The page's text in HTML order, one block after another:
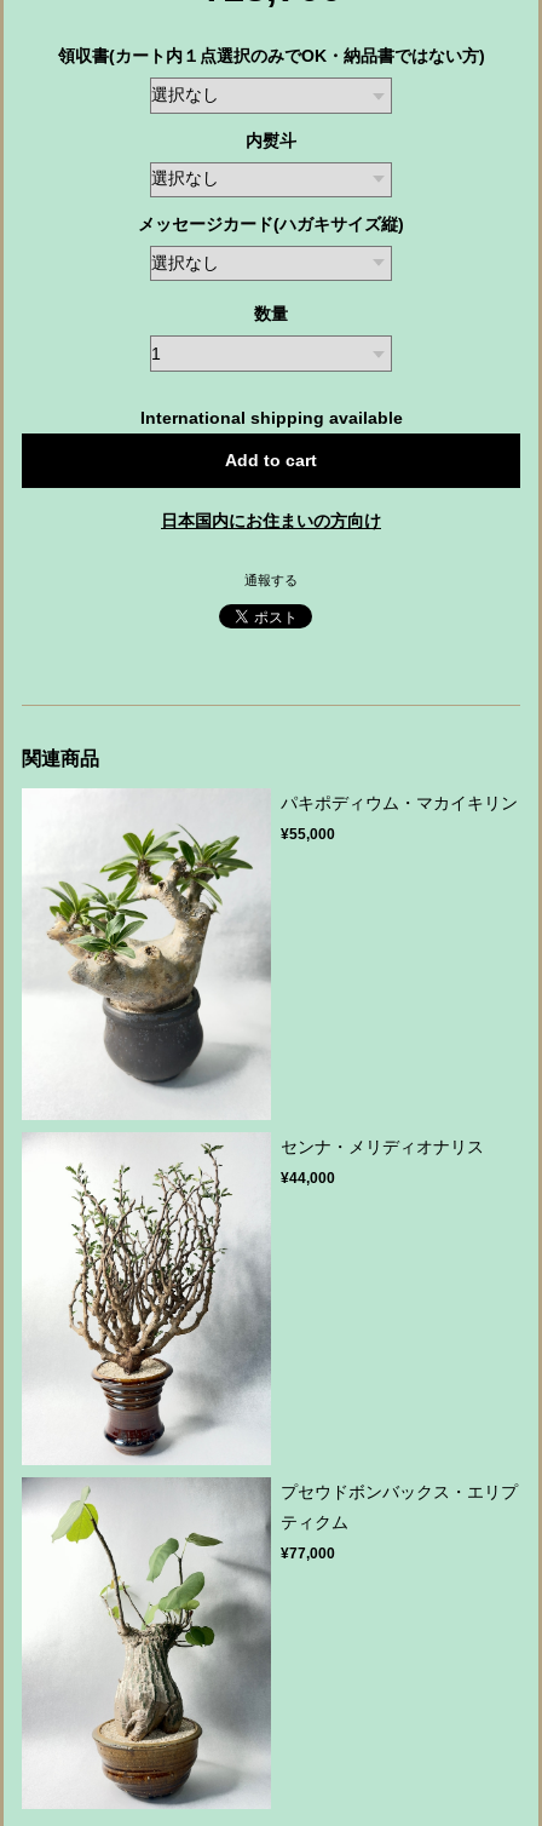
領収書(カート内１点選択のみでOK・納品書ではない方)
内熨斗
メッセージカード(ハガキサイズ縦)
数量
International shipping available
Add to cart
日本国内にお住まいの方向け
通報する
関連商品
パキポディウム・マカイキリン
¥55,000
センナ・メリディオナリス
¥44,000
プセウドボンバックス・エリプ
ティクム
¥77,000